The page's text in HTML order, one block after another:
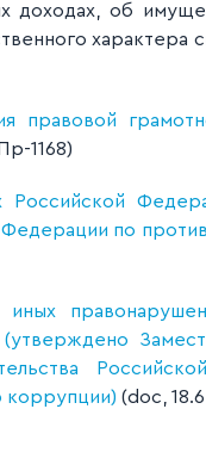
доходах, об
характера
правовой
1168)
по
коррупции) (doc,